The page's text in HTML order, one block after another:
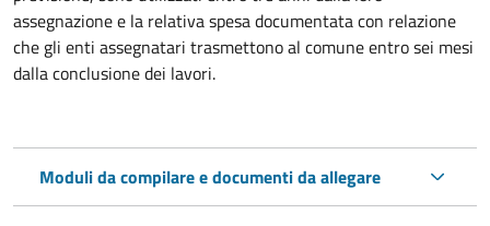
assegnazione e la relativa spesa documentata con relazione
che gli enti assegnatari trasmettono al comune entro sei mesi
dalla conclusione dei lavori.
Moduli da compilare e documenti da allegare